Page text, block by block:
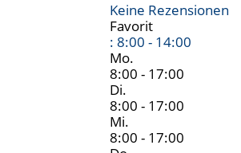
Keine Rezensionen
Favorit
: 8:00 - 14:00
Mo.
8:00 - 17:00
Di.
8:00 - 17:00
Mi.
8:00 - 17:00